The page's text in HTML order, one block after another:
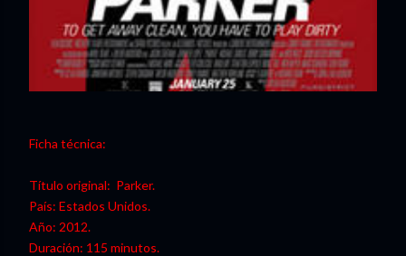
Ficha técnica:
Título original: Parker.
País: Estados Unidos.
Año: 2012.
Duración: 115 minutos.